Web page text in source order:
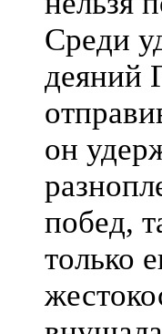
Среди
деяний
он
побед,
только